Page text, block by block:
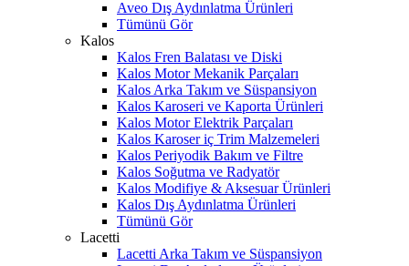
Aveo Dış Aydınlatma Ürünleri
Tümünü Gör
Kalos
Kalos Fren Balatası ve Diski
Kalos Motor Mekanik Parçaları
Kalos Arka Takım ve Süspansiyon
Kalos Karoseri ve Kaporta Ürünleri
Kalos Motor Elektrik Parçaları
Kalos Karoser iç Trim Malzemeleri
Kalos Periyodik Bakım ve Filtre
Kalos Soğutma ve Radyatör
Kalos Modifiye & Aksesuar Ürünleri
Kalos Dış Aydınlatma Ürünleri
Tümünü Gör
Lacetti
Lacetti Arka Takım ve Süspansiyon